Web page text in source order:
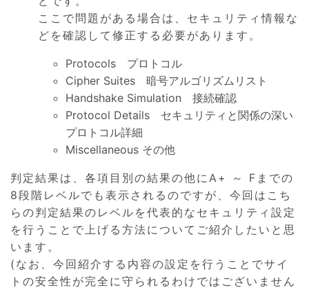
ここで問題がある場合は、セキュリティ情報な
どを確認して修正する必要があります。
Protocols プロトコル
Cipher Suites 暗号アルゴリズムリスト
Handshake Simulation 接続確認
Protocol Details セキュリティと関係の深い
プロトコル詳細
Miscellaneous その他
判定結果は、各項目別の結果の他にA+ ～ Fまでの
8段階レベルでも表示されるのですが、今回はこち
らの判定結果のレベルを代表的なセキュリティ設定
を行うことで上げる方法についてご紹介したいと思
います。
(なお、今回紹介する内容の設定を行うことでサイ
トの安全性が完全に守られるわけではございません